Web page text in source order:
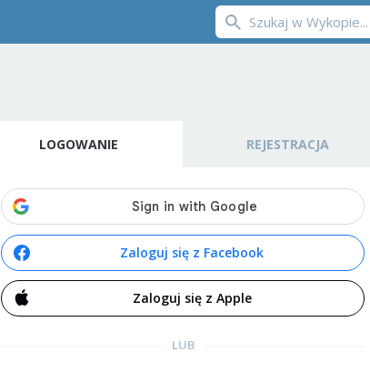
LOGOWANIE REJESTRACJA
Zaloguj się z Facebook
Zaloguj się z Apple
LUB